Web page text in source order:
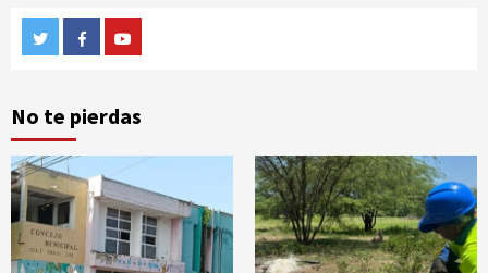
TwitterFacebook
No te pierdas